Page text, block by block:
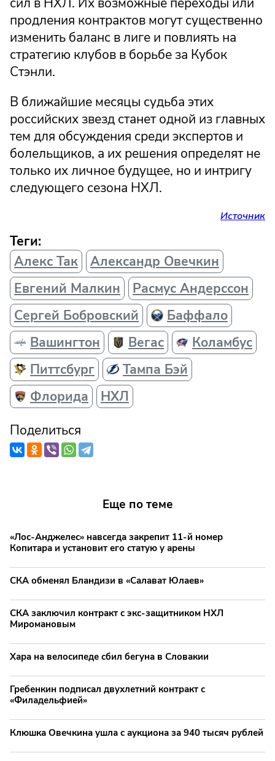
продления контрактов могут существенно
изменить баланс в лиге и повлиять на
стратегию клубов в борьбе за Кубок
Стэнли.
В ближайшие месяцы судьба этих
российских звезд станет одной из главных
тем для обсуждения среди экспертов и
болельщиков, а их решения определят не
только их личное будущее, но и интригу
следующего сезона НХЛ.
Источник
Теги:
Алекс Так
Александр Овечкин
Евгений Малкин
Расмус Андерссон
Сергей Бобровский
Баффало
Вашингтон
Вегас
Коламбус
Питтсбург
Тампа Бэй
Флорида
НХЛ
Поделиться
Еще по теме
«Лос-Анджелес» навсегда закрепит 11-й номер
Копитара и установит его статую у арены
СКА обменял Бландизи в «Салават Юлаев»
СКА заключил контракт с экс-защитником НХЛ
Миромановым
Хара на велосипеде сбил бегуна в Словакии
Гребенкин подписал двухлетний контракт с
«Филадельфией»
Клюшка Овечкина ушла с аукциона за 940 тысяч рублей